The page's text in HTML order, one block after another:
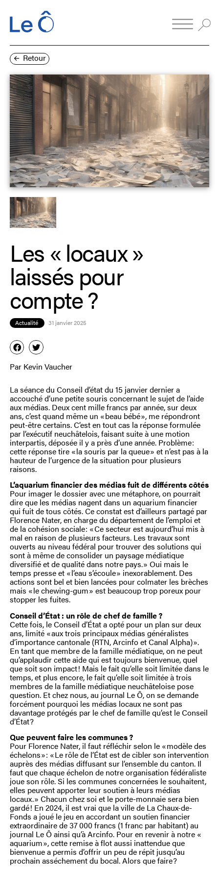
Retour
Les « locaux »
laissés pour
compte ?
Actualité 31 janvier 2025
Par Kevin Vaucher
La séance du Conseil d’état du 15 janvier dernier a
accouché d’une petite souris concernant le sujet de l’aide
aux médias. Deux cent mille francs par année, sur deux
ans, c’est quand même un « beau bébé », me répondront
peut-être certains. C’est en tout cas la réponse formulée
par l’exécutif neuchâtelois, faisant suite à une motion
interpartis, déposée il y a près d’une année. Problème :
cette réponse tire « la souris par la queue » et n’est pas à la
hauteur de l’urgence de la situation pour plusieurs
raisons.
L’aquarium financier des médias fuit de différents côtés
Pour imager le dossier avec une métaphore, on pourrait
dire que les médias nagent dans un aquarium financier
qui fuit de tous côtés. Ce constat est d’ailleurs partagé par
Florence Nater, en charge du département de l’emploi et
de la cohésion sociale : « Ce secteur est aujourd’hui mis à
mal en raison de plusieurs facteurs. Les travaux sont
ouverts au niveau fédéral pour trouver des solutions qui
sont à même de consolider un paysage médiatique
diversifié et de qualité dans notre pays. » Oui mais le
temps presse et « l’eau s’écoule » inexorablement. Des
actions sont bel et bien lancées pour colmater les brèches
mais « le chewing-gum » est beaucoup trop poreux pour
stopper les fuites.
Conseil d’État : un rôle de chef de famille ?
Cette fois, le Conseil d’État a opté pour un plan sur deux
ans, limité « aux trois principaux médias généralistes
d’importance cantonale (RTN, Arcinfo et Canal Alpha) ».
En tant que membre de la famille médiatique, on ne peut
qu’applaudir cette aide qui est toujours bienvenue, quel
que soit son impact ! Mais le fait qu’elle soit limitée dans le
temps, et plus encore, le fait qu’elle soit limitée à trois
membres de la famille médiatique neuchâteloise pose
question. Et chez nous, au journal Le Ô, on se demande
forcément pourquoi les médias locaux ne sont pas
davantage protégés par le chef de famille qu’est le Conseil
d’État ?
Que peuvent faire les communes ?
Pour Florence Nater, il faut réfléchir selon le « modèle des
échelons » : « Le rôle de l’État est de cibler son intervention
auprès des médias diffusant sur l’ensemble du canton. Il
faut que chaque échelon de notre organisation fédéraliste
joue son rôle. Si les communes concernées le souhaitent,
elles peuvent apporter leur soutien à leurs médias
locaux. » Chacun chez soi et le porte-monnaie sera bien
gardé ! En 2024, il est vrai que la ville de La Chaux-de-
Fonds a joué le jeu en accordant un soutien financier
extraordinaire de 37 000 francs (1 franc par habitant) au
journal Le Ô ainsi qu’à Arcinfo. Pour en revenir à notre «
aquarium », cette remise à flot aussi inattendue que
bienvenue a permis d’offrir un peu de répit jusqu’au
prochain asséchement du bocal. Alors que faire ?